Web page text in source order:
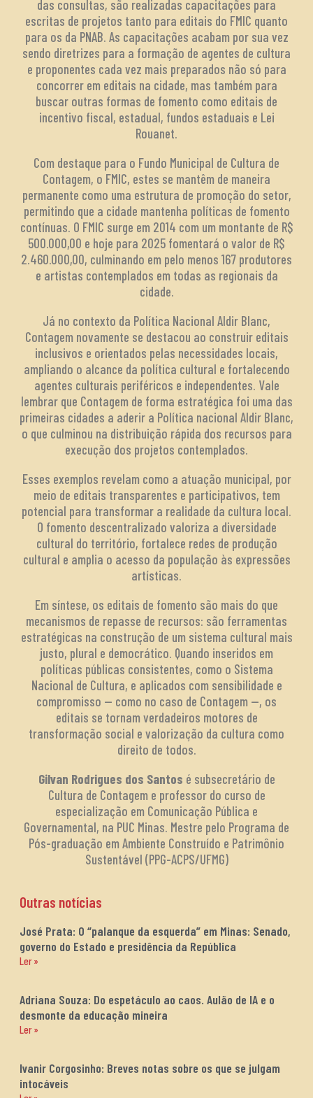
das consultas, são realizadas capacitações para
escritas de projetos tanto para editais do FMIC quanto
para os da PNAB. As capacitações acabam por sua vez
sendo diretrizes para a formação de agentes de cultura
e proponentes cada vez mais preparados não só para
concorrer em editais na cidade, mas também para
buscar outras formas de fomento como editais de
incentivo fiscal, estadual, fundos estaduais e Lei
Rouanet.
Com destaque para o Fundo Municipal de Cultura de
Contagem, o FMIC, estes se mantêm de maneira
permanente como uma estrutura de promoção do setor,
permitindo que a cidade mantenha políticas de fomento
contínuas. O FMIC surge em 2014 com um montante de R$
500.000,00 e hoje para 2025 fomentará o valor de R$
2.460.000,00, culminando em pelo menos 167 produtores
e artistas contemplados em todas as regionais da
cidade.
Já no contexto da Política Nacional Aldir Blanc,
Contagem novamente se destacou ao construir editais
inclusivos e orientados pelas necessidades locais,
ampliando o alcance da política cultural e fortalecendo
agentes culturais periféricos e independentes. Vale
lembrar que Contagem de forma estratégica foi uma das
primeiras cidades a aderir a Política nacional Aldir Blanc,
o que culminou na distribuição rápida dos recursos para
execução dos projetos contemplados.
Esses exemplos revelam como a atuação municipal, por
meio de editais transparentes e participativos, tem
potencial para transformar a realidade da cultura local.
O fomento descentralizado valoriza a diversidade
cultural do território, fortalece redes de produção
cultural e amplia o acesso da população às expressões
artísticas.
Em síntese, os editais de fomento são mais do que
mecanismos de repasse de recursos: são ferramentas
estratégicas na construção de um sistema cultural mais
justo, plural e democrático. Quando inseridos em
políticas públicas consistentes, como o Sistema
Nacional de Cultura, e aplicados com sensibilidade e
compromisso — como no caso de Contagem —, os
editais se tornam verdadeiros motores de
transformação social e valorização da cultura como
direito de todos.
Gilvan Rodrigues dos Santos é subsecretário de
Cultura de Contagem e professor do curso de
especialização em Comunicação Pública e
Governamental, na PUC Minas. Mestre pelo Programa de
Pós-graduação em Ambiente Construído e Patrimônio
Sustentável (PPG-ACPS/UFMG)
Outras notícias
José Prata: O “palanque da esquerda” em Minas: Senado,
governo do Estado e presidência da República
Ler »
Adriana Souza: Do espetáculo ao caos. Aulão de IA e o
desmonte da educação mineira
Ler »
Ivanir Corgosinho: Breves notas sobre os que se julgam
intocáveis